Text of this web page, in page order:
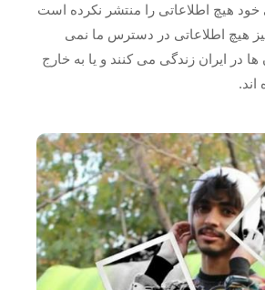
خود هیچ اطلاعاتی را منتشر نکرده است
هیچ اطلاعاتی در دسترس ما نمی
در ایران زندگی می کنند و یا به خارج